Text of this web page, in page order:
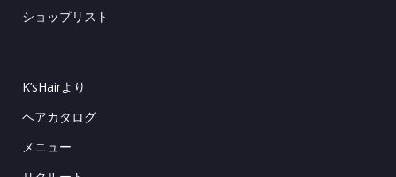
ショップリスト
K’sHairより
ヘアカタログ
メニュー